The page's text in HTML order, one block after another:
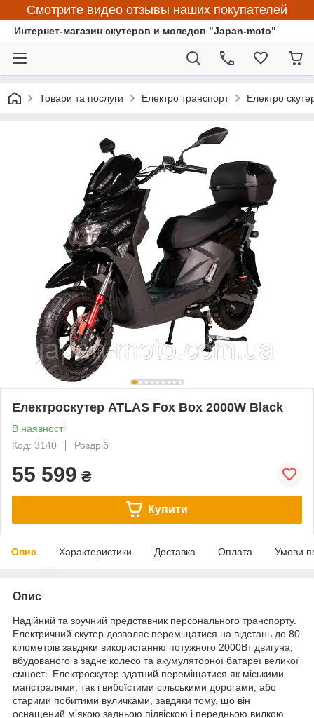
Смотрите видео отзывы наших покупателей
Интернет-магазин скутеров и мопедов "Japan-moto"
Товари та послуги Електро транспорт Електро
Електроскутер ATLAS Fox Box 2000W Black
В наявності
Код: 3140
Роздріб
55 599 ₴
Купити
Опис Характеристики Доставка Оплата Умови
Опис
Надійний та зручний представник персонального транспорту.
Електричний скутер дозволяє переміщатися на відстань до 80
кілометрів завдяки використанню потужного 2000Вт двигуна,
вбудованого в заднє колесо та акумуляторної батареї великої
ємності. Електроскутер здатний переміщатися як міськими
магістралями, так і вибоїстими сільськими дорогами, або
старими побитими вуличками, завдяки тому, що він
оснащений м'якою задньою підвіскою і передньою вилкою